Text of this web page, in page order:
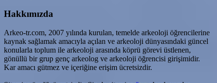
Hakkımızda
Arkeo-tr.com, 2007 yılında kurulan, temelde arkeoloji öğrencilerine
kaynak sağlamak amacıyla açılan ve arkeoloji dünyasındaki güncel
konularla toplum ile arkeoloji arasında köprü görevi üstlenen,
gönüllü bir grup genç arkeolog ve arkeoloji öğrencisi girişimidir.
Kar amacı gütmez ve içeriğine erişim ücretsizdir.